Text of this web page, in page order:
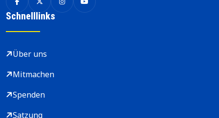
Schnelllinks
Über uns
Mitmachen
Spenden
Satzung